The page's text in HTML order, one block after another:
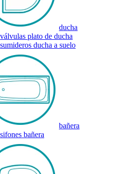
ducha
válvulas plato de ducha
sumideros ducha a suelo
bañera
sifones bañera